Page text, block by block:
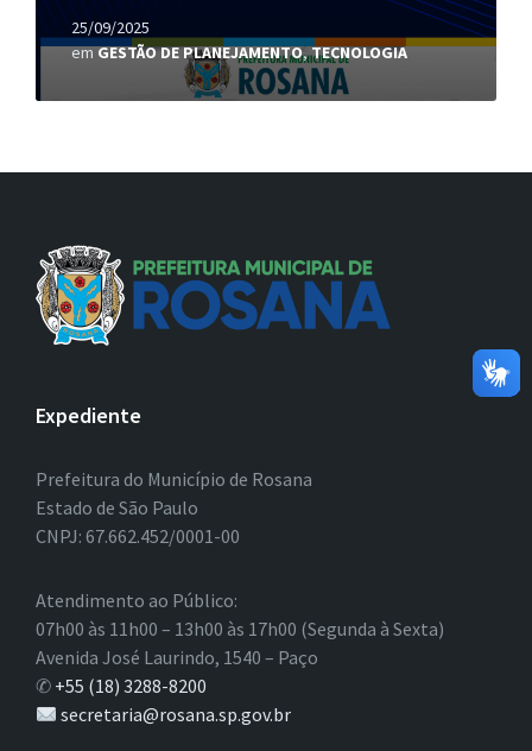
25/09/2025
emGESTÃO DE PLANEJAMENTO,TECNOLOGIA
Expediente
Prefeitura do Município de Rosana
Estado de São Paulo
CNPJ: 67.662.452/0001-00
Atendimento ao Público:
07h00 às 11h00 – 13h00 às 17h00 (Segunda à Sexta)
Avenida José Laurindo, 1540 – Paço
✆ +55 (18) 3288-8200
secretaria@rosana.sp.gov.br